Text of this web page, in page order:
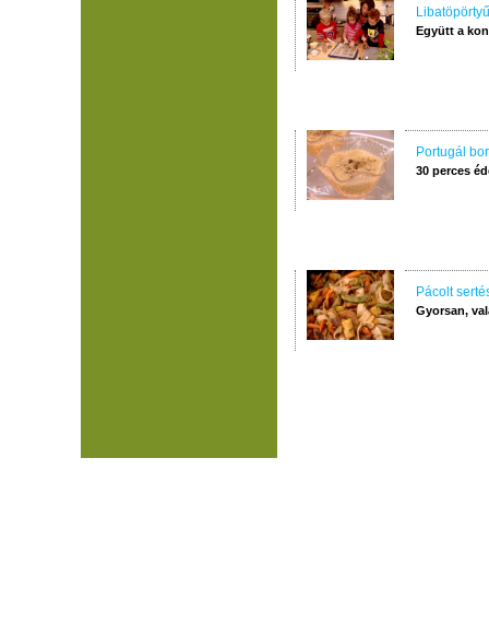
Együtt a
Portugál
30 perces
Pácolt
Gyorsan,